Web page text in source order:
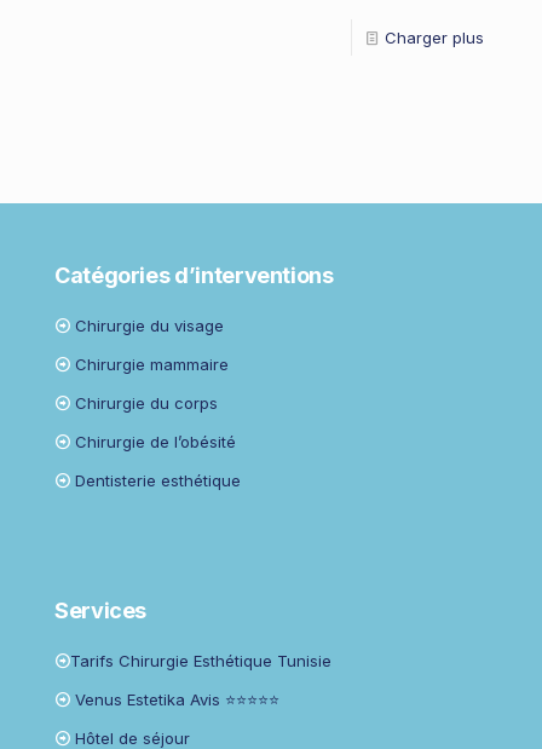
Charger plus
Catégories d’interventions
Chirurgie du visage
Chirurgie mammaire
Chirurgie du corps
Chirurgie de l’obésité
Dentisterie esthétique
Services
Tarifs Chirurgie Esthétique Tunisie
Venus Estetika Avis ⭐⭐⭐⭐⭐
Hôtel de séjour